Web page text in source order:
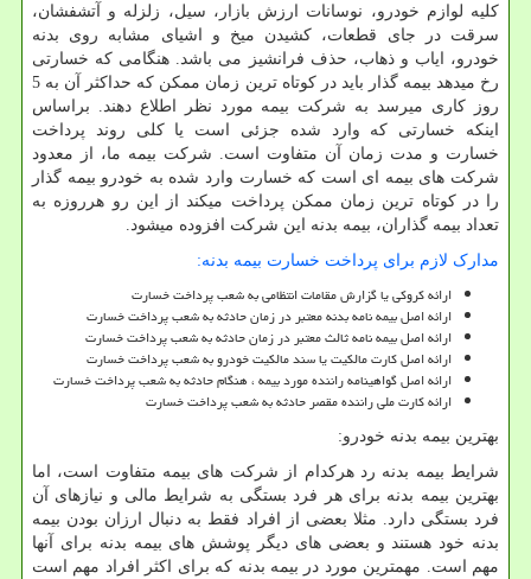
کلیه لوازم خودرو، نوسانات ارزش بازار، سیل، زلزله و آتشفشان،
سرقت در جای قطعات، کشیدن میخ و اشیای مشابه روی بدنه
خودرو، ایاب و ذهاب، حذف فرانشیز می باشد. هنگامی که خسارتی
رخ میدهد بیمه گذار باید در کوتاه ترین زمان ممکن که حداکثر آن به 5
روز کاری میرسد به شرکت بیمه مورد نظر اطلاع دهند. براساس
اینکه خسارتی که وارد شده جزئی است یا کلی روند پرداخت
خسارت و مدت زمان آن متفاوت است. شرکت بیمه ما، از معدود
شرکت های بیمه ای است که خسارت وارد شده به خودرو بیمه گذار
را در کوتاه ترین زمان ممکن پرداخت میکند از این رو هرروزه به
تعداد بیمه گذاران، بیمه بدنه این شرکت افزوده میشود.
مدارک لازم برای پرداخت خسارت بیمه بدنه:
ارائه کروکی یا گزارش مقامات انتظامی به شعب پرداخت خسارت
ارائه اصل بیمه نامه بدنه معتبر در زمان حادثه به شعب پرداخت خسارت
ارائه اصل بیمه نامه ثالث معتبر در زمان حادثه به شعب پرداخت خسارت
ارائه اصل کارت مالکیت یا سند مالکیت خودرو به شعب پرداخت خسارت
ارائه اصل گواهینامه راننده مورد بیمه ، هنگام حادثه به شعب پرداخت خسارت
ارائه کارت ملی راننده مقصر حادثه به شعب پرداخت خسارت
بهترین بیمه بدنه خودرو:
شرایط بیمه بدنه رد هرکدام از شرکت های بیمه متفاوت است، اما
بهترین بیمه بدنه برای هر فرد بستگی به شرایط مالی و نیازهای آن
فرد بستگی دارد. مثلا بعضی از افراد فقط به دنبال ارزان بودن بیمه
بدنه خود هستند و بعضی های دیگر پوشش های بیمه بدنه برای آنها
مهم است. مهمترین مورد در بیمه بدنه که برای اکثر افراد مهم است